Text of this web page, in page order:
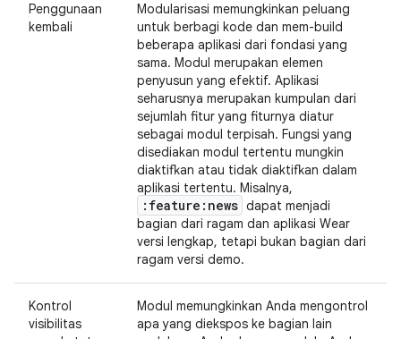
Penggunaan
kembali
Modularisasi memungkinkan peluang
untuk berbagi kode dan mem-build
beberapa aplikasi dari fondasi yang
sama. Modul merupakan elemen
penyusun yang efektif. Aplikasi
seharusnya merupakan kumpulan dari
sejumlah fitur yang fiturnya diatur
sebagai modul terpisah. Fungsi yang
disediakan modul tertentu mungkin
diaktifkan atau tidak diaktifkan dalam
aplikasi tertentu. Misalnya,
:feature:news dapat menjadi
bagian dari ragam dan aplikasi Wear
versi lengkap, tetapi bukan bagian dari
ragam versi demo.
Kontrol
visibilitas
Modul memungkinkan Anda mengontrol
apa yang diekspos ke bagian lain